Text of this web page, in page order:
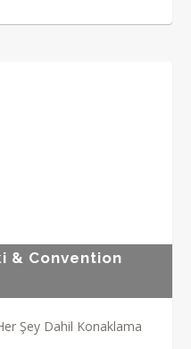
& Convention
Şey Dahil Konaklama